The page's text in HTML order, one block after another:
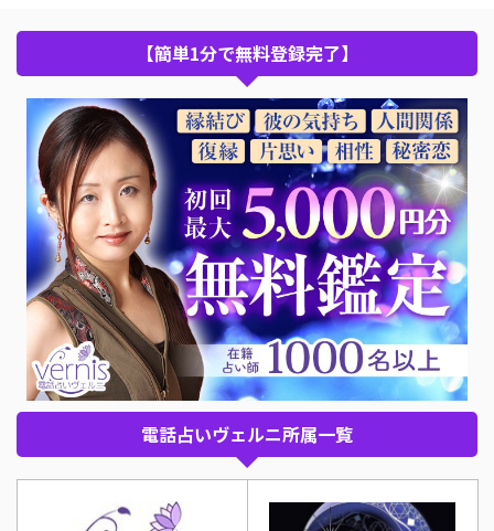
【簡単1分で無料登録完了】
電話占いヴェルニ所属一覧